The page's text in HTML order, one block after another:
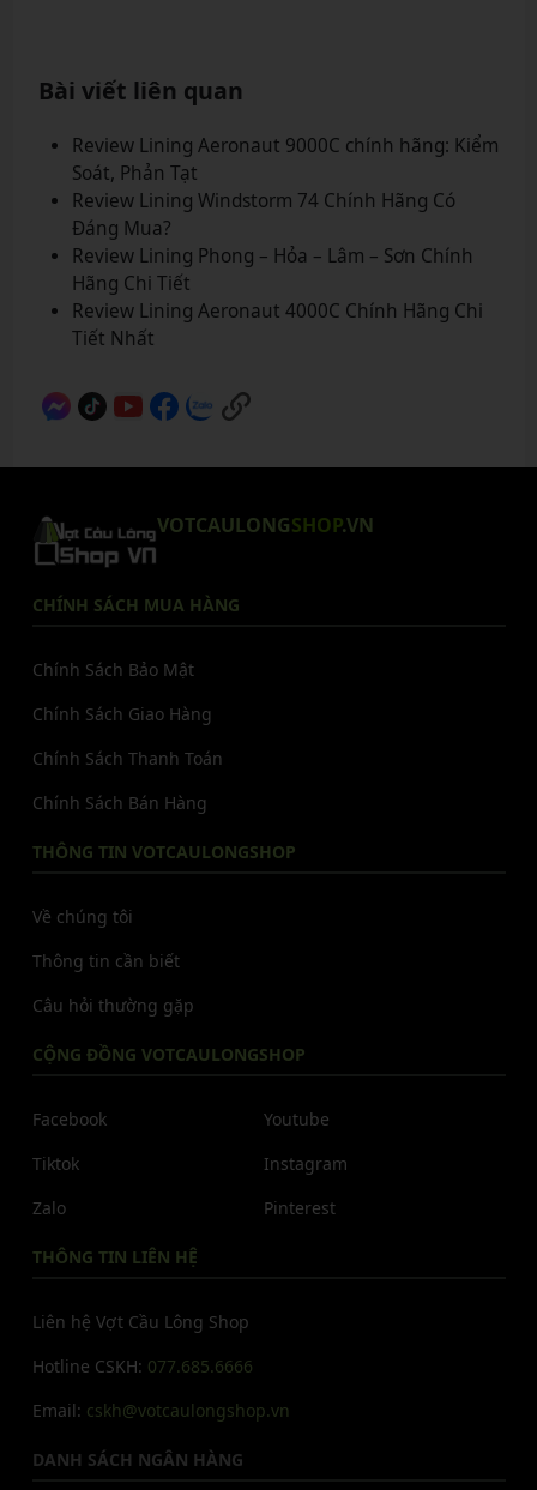
Bài viết liên quan
Review Lining Aeronaut 9000C chính hãng: Kiểm
Soát, Phản Tạt
Review Lining Windstorm 74 Chính Hãng Có
Đáng Mua?
Review Lining Phong – Hỏa – Lâm – Sơn Chính
Hãng Chi Tiết
Review Lining Aeronaut 4000C Chính Hãng Chi
Tiết Nhất
VOTCAULONGSHOP.VN
CHÍNH SÁCH MUA HÀNG
Chính Sách Bảo Mật
Chính Sách Giao Hàng
Chính Sách Thanh Toán
Chính Sách Bán Hàng
THÔNG TIN VOTCAULONGSHOP
Về chúng tôi
Thông tin cần biết
Câu hỏi thường gặp
CỘNG ĐỒNG VOTCAULONGSHOP
Facebook
Tiktok
Zalo
Youtube
Instagram
Pinterest
THÔNG TIN LIÊN HỆ
Liên hệ Vợt Cầu Lông Shop
Hotline CSKH: 077.685.6666
Email: cskh@votcaulongshop.vn
DANH SÁCH NGÂN HÀNG